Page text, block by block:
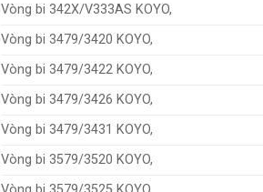
Vòng bi 342X/V333AS KOYO,
Vòng bi 3479/3420 KOYO,
Vòng bi 3479/3422 KOYO,
Vòng bi 3479/3426 KOYO,
Vòng bi 3479/3431 KOYO,
Vòng bi 3579/3520 KOYO,